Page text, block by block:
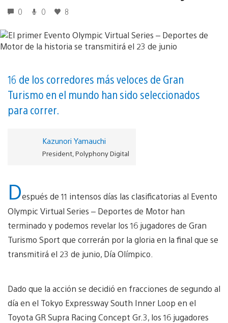
0 0 8
16 de los corredores más veloces de Gran
Turismo en el mundo han sido seleccionados
para correr.
Kazunori Yamauchi
President, Polyphony Digital
Después de 11 intensos días las clasificatorias al Evento
Olympic Virtual Series – Deportes de Motor han
terminado y podemos revelar los 16 jugadores de Gran
Turismo Sport que correrán por la gloria en la final que se
transmitirá el 23 de junio, Día Olímpico.
Dado que la acción se decidió en fracciones de segundo al
día en el Tokyo Expressway South Inner Loop en el
Toyota GR Supra Racing Concept Gr.3, los 16 jugadores